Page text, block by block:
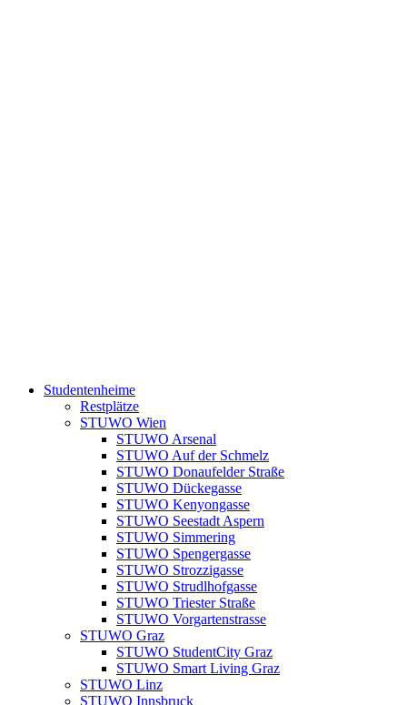
Studentenheime
Restplätze
STUWO Wien
STUWO Arsenal
STUWO Auf der Schmelz
STUWO Donaufelder Straße
STUWO Dückegasse
STUWO Kenyongasse
STUWO Seestadt Aspern
STUWO Simmering
STUWO Spengergasse
STUWO Strozzigasse
STUWO Strudlhofgasse
STUWO Triester Straße
STUWO Vorgartenstrasse
STUWO Graz
STUWO StudentCity Graz
STUWO Smart Living Graz
STUWO Linz
STUWO Innsbruck